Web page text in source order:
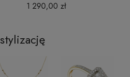
1 290,00 zł